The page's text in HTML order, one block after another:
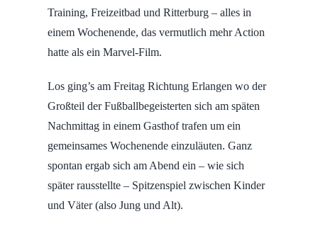
Training, Freizeitbad und Ritterburg – alles in
einem Wochenende, das vermutlich mehr Action
hatte als ein Marvel-Film.
Los ging’s am Freitag Richtung Erlangen wo der
Großteil der Fußballbegeisterten sich am späten
Nachmittag in einem Gasthof trafen um ein
gemeinsames Wochenende einzuläuten. Ganz
spontan ergab sich am Abend ein – wie sich
später rausstellte – Spitzenspiel zwischen Kinder
und Väter (also Jung und Alt).